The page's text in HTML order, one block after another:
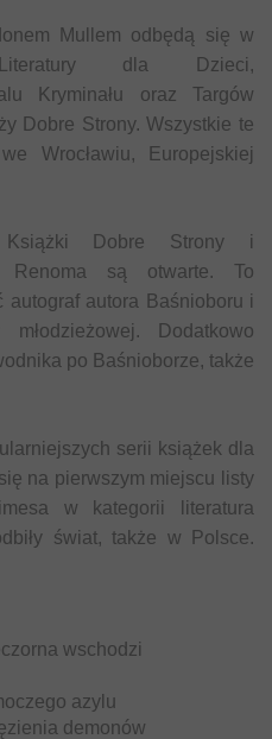
Mullem odbędą się w
dla Dzieci,
Kryminału oraz Targów
Dobre Strony. Wszystkie te
Wrocławiu, Europejskiej
Dobre Strony i
Renoma są otwarte. To
autora Baśnioboru i
Dodatkowo
po Baśnioborze, także
serii książek dla
na pierwszym miejscu listy
w kategorii literatura
świat, także w Polsce.
wschodzi
azylu
demonów